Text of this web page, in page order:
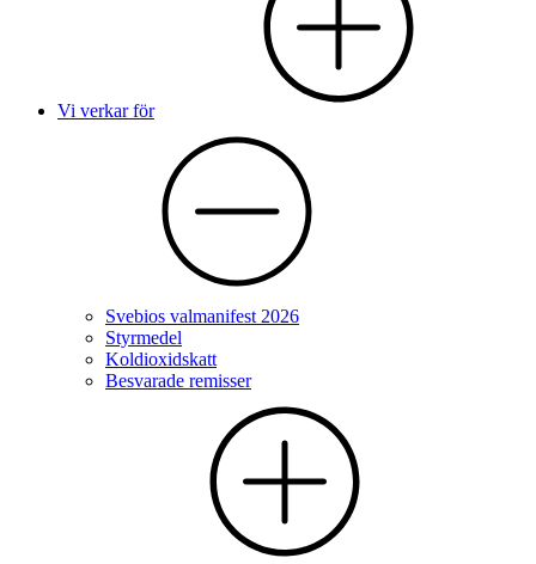
Vi verkar för
Svebios valmanifest 2026
Styrmedel
Koldioxidskatt
Besvarade remisser